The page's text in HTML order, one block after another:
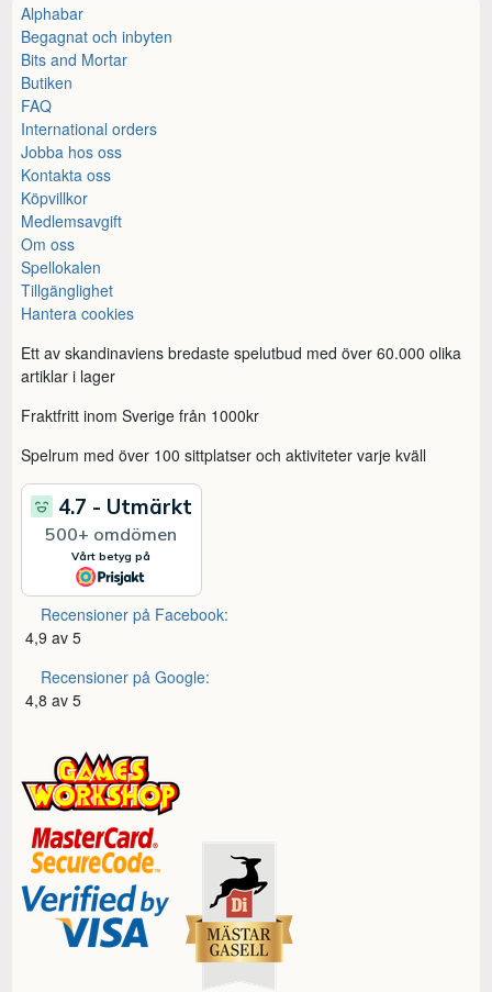
Alphabar
Begagnat och inbyten
Bits and Mortar
Butiken
FAQ
International orders
Jobba hos oss
Kontakta oss
Köpvillkor
Medlemsavgift
Om oss
Spellokalen
Tillgänglighet
Hantera cookies
Ett av skandinaviens bredaste spelutbud med över 60.000 olika
artiklar i lager
Fraktfritt inom Sverige från 1000kr
Spelrum med över 100 sittplatser och aktiviteter varje kväll
Recensioner på Facebook:
4,9 av 5
Recensioner på Google:
4,8 av 5